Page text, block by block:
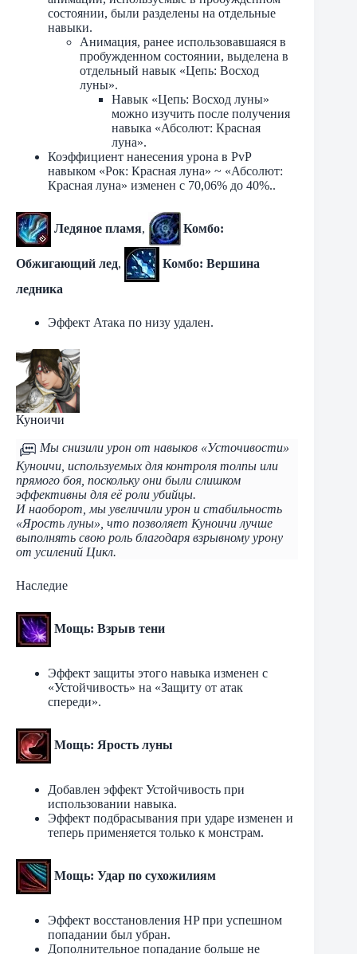
состоянии, были разделены на отдельные
навыки.
Анимация, ранее использовавшаяся в
пробужденном состоянии, выделена в
отдельный навык «Цепь: Восход
луны».
Навык «Цепь: Восход луны»
можно изучить после получения
навыка «Абсолют: Красная
луна».
Коэффициент нанесения урона в PvP
навыком «Рок: Красная луна» ~ «Абсолют:
Красная луна» изменен с 70,06% до 40%..
Ледяное пламя, Комбо:
Обжигающий лед,
Комбо: Вершина
ледника
Эффект Атака по низу удален.
Куноичи
Мы снизили урон от навыков «Усточивости»
Куноичи, используемых для контроля толпы или
прямого боя, поскольку они были слишком
эффективны для её роли убийцы.
И наоборот, мы увеличили урон и стабильность
«Ярость луны», что позволяет Куноичи лучше
выполнять свою роль благодаря взрывному урону
от усилений Цикл.
Наследие
Мощь: Взрыв тени
Эффект защиты этого навыка изменен с
«Устойчивость» на «Защиту от атак
спереди».
Мощь: Ярость луны
Добавлен эффект Устойчивость при
использовании навыка.
Эффект подбрасывания при ударе изменен и
теперь применяется только к монстрам.
Мощь: Удар по сухожилиям
Эффект восстановления HP при успешном
попадании был убран.
Дополнительное попадание больше не